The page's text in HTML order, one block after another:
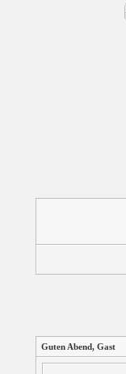
Guten Abend, Gast